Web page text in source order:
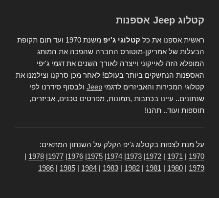
קטלוג Jeep אספנות
ראשית אספנו את כל קטלוגי ג'יפ
משנת 1970 ועד תום תקופת
הבעלות של אמריקן-מוטורס החברה שהפכה את המותג
המופלא הזה לאייקוני וייצרה לאורך השנים את דגמי ג'יפי
האספנות הנחשקים ביותר בעולם! לאחר מכן סרקנו וצילמנו את
קטלוגי המכירות והאביזרים לדגמי Jeep ולבסוף סידרנו לפי
שנתונים.. עיינו בכתבות ,תמונות, מפרטים טכנים, אביזרים,
תוספות ועוד.. תהנו!
על מנת לצפות בקטלוג ג'יפ הקלק על השנתון המתאים:
1970
1971
1972
1973
1974
1975
1976
1977
1978
1979
1980
1981
1982
1983
1984
1985
1986